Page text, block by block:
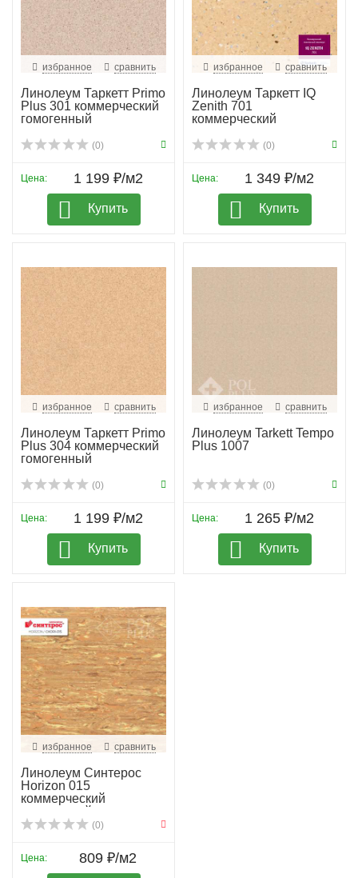
избранное сравнить
Линолеум Таркетт Primo
Plus 301 коммерческий
гомогенный
(0)
Цена: 1 199 ₽/м2
Купить
избранное сравнить
Линолеум Таркетт IQ
Zenith 701
коммерческий
(0)
Цена: 1 349 ₽/м2
Купить
избранное сравнить
Линолеум Таркетт Primo
Plus 304 коммерческий
гомогенный
(0)
Цена: 1 199 ₽/м2
Купить
избранное сравнить
Линолеум Tarkett Tempo
Plus 1007
(0)
Цена: 1 265 ₽/м2
Купить
избранное сравнить
Линолеум Синтерос
Horizon 015
коммерческий
гомогенный
(0)
Цена: 809 ₽/м2